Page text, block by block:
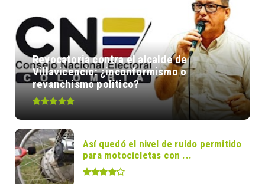
Revocatoria contra el alcalde de
Villavicencio: ¿inconformismo o
revanchismo político?
Así quedó el nivel de ruido permitido
para motocicletas con ...